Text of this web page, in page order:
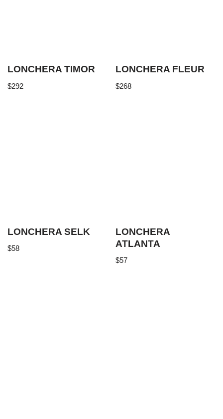
LONCHERA TIMOR
$292
LONCHERA FLEUR
$268
LONCHERA SELK
$58
LONCHERA
ATLANTA
$57